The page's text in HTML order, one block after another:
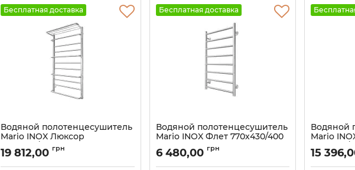
Бесплатная доставка
Водяной полотенцесушитель
Mario INOX Люксор
1170х630/600
Артикул:1.7.044588.P
19 812,00 грн
Бесплатная доставка
Водяной полотенцесушитель
Mario INOX Флет 770х430/400
Артикул: 1.8.044564.P
6 480,00 грн
Водяной
Mario
Артикул:
15